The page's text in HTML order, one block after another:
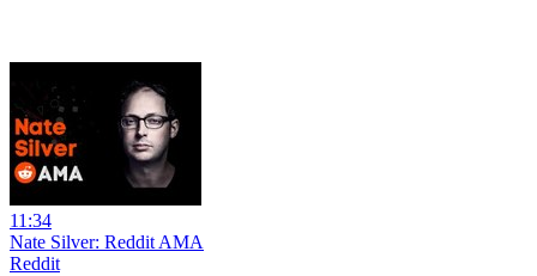
11:34
Nate Silver: Reddit AMA
Reddit